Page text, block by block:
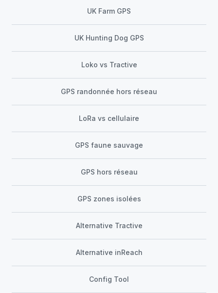
UK Farm GPS
UK Hunting Dog GPS
Loko vs Tractive
GPS randonnée hors réseau
LoRa vs cellulaire
GPS faune sauvage
GPS hors réseau
GPS zones isolées
Alternative Tractive
Alternative inReach
Config Tool